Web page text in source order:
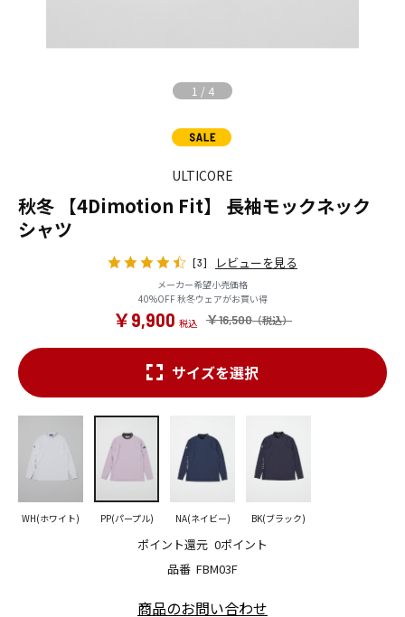
1 / 4
ULTICORE
秋冬 【4Dimotion Fit】 長袖モックネック
シャツ
[3] レビューを見る
メーカー希望小売価格
40%OFF 秋冬ウェアがお買い得
￥16,500
￥9,900
品番 FBM03F
ポイント還元 0ポイント
サイズを選択
WH(ホワイト) PP(パープル) NA(ネイビー) BK(ブラック)
商品のお問い合わせ